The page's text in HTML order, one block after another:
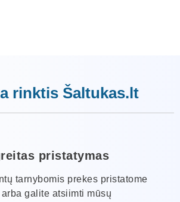
rinktis Šaltukas.lt
pristatymas
tarnybomis prekes pristatome
galite atsiimti mūsų